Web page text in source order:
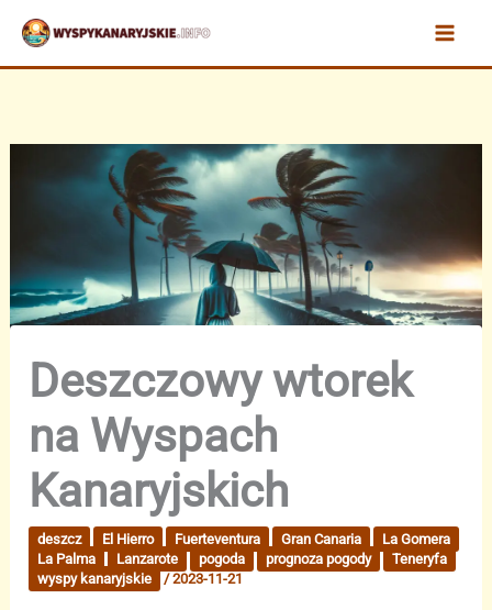
Przejdź
treści
Deszczowy wtorek
na Wyspach
Kanaryjskich
deszcz El Hierro Fuerteventura Gran Canaria
La Gomera
La Palma
Lanzarote pogoda prognoza pogody
Teneryfa
wyspy kanaryjskie
/2023-11-21